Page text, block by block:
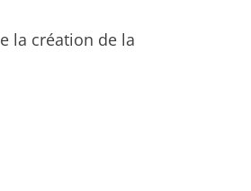
la création de la